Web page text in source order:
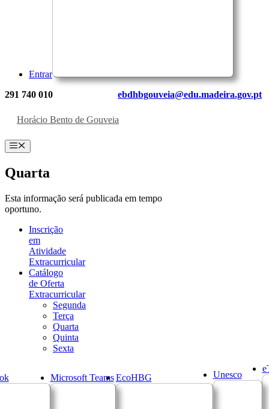
Entrar
291 740 010 ebdhbgouveia@edu.madeira.gov.pt
Horácio Bento de Gouveia
Menu
Quarta
Esta informação será publicada em tempo
oportuno.
Inscrição
em
Atividade
Extracurricular
Catálogo
de Oferta
Extracurricular
Segunda
Terça
Quarta
Quinta
Sexta
Microsoft Teams EcoHBG Unesco